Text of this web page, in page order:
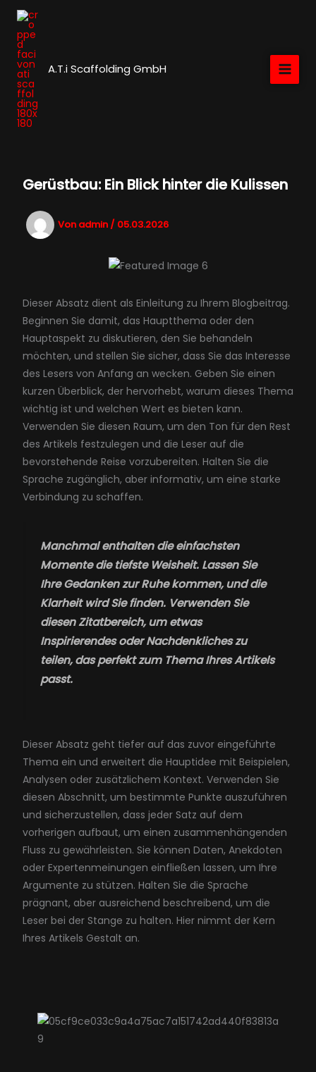
Zum
Inhalt
springen
A.T.i Scaffolding GmbH
Gerüstbau: Ein Blick hinter die Kulissen
Von admin / 05.03.2026
Dieser Absatz dient als Einleitung zu Ihrem Blogbeitrag.
Beginnen Sie damit, das Hauptthema oder den
Hauptaspekt zu diskutieren, den Sie behandeln
möchten, und stellen Sie sicher, dass Sie das Interesse
des Lesers von Anfang an wecken. Geben Sie einen
kurzen Überblick, der hervorhebt, warum dieses Thema
wichtig ist und welchen Wert es bieten kann.
Verwenden Sie diesen Raum, um den Ton für den Rest
des Artikels festzulegen und die Leser auf die
bevorstehende Reise vorzubereiten. Halten Sie die
Sprache zugänglich, aber informativ, um eine starke
Verbindung zu schaffen.
Manchmal enthalten die einfachsten
Momente die tiefste Weisheit. Lassen Sie
Ihre Gedanken zur Ruhe kommen, und die
Klarheit wird Sie finden. Verwenden Sie
diesen Zitatbereich, um etwas
Inspirierendes oder Nachdenkliches zu
teilen, das perfekt zum Thema Ihres Artikels
passt.
Dieser Absatz geht tiefer auf das zuvor eingeführte
Thema ein und erweitert die Hauptidee mit Beispielen,
Analysen oder zusätzlichem Kontext. Verwenden Sie
diesen Abschnitt, um bestimmte Punkte auszuführen
und sicherzustellen, dass jeder Satz auf dem
vorherigen aufbaut, um einen zusammenhängenden
Fluss zu gewährleisten. Sie können Daten, Anekdoten
oder Expertenmeinungen einfließen lassen, um Ihre
Argumente zu stützen. Halten Sie die Sprache
prägnant, aber ausreichend beschreibend, um die
Leser bei der Stange zu halten. Hier nimmt der Kern
Ihres Artikels Gestalt an.